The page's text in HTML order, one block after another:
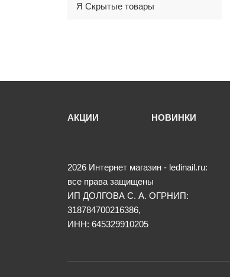
Я Скрытые товары
АКЦИИ НОВИНКИ
2026 Интернет магазин - ledinail.ru:
все права защищены
ИП ДОЛГОВА С. А. ОГРНИП:
318784700216386,
ИНН: 645329910205